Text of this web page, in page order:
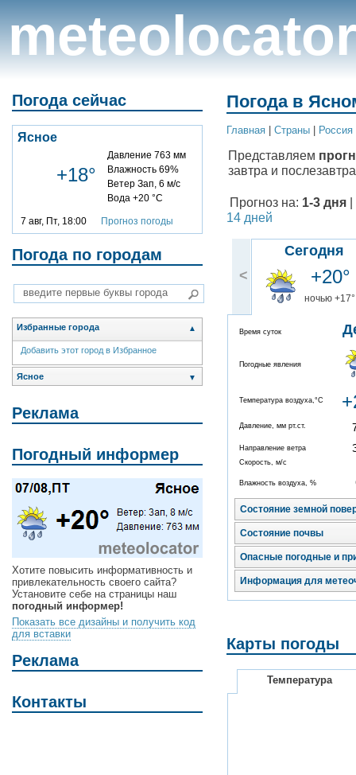
meteolocator
Погода сейчас
Ясное
+18°
Давление 763 мм
Влажность 69%
Ветер Зап, 6 м/с
Вода +20 °C
7 авг, Пт, 18:00 Прогноз погоды
Погода по городам
Избранные города ▲
Добавить этот город в Избранное
Ясное ▼
Реклама
Погодный информер
Хотите повысить информативность и
привлекательность своего сайта?
Установите себе на страницы наш
погодный информер!
Показать все дизайны и получить код
для вставки
Реклама
Контакты
Погода в
Главная Cтраны Россия
Представляем
завтра и
Прогноз на: 1-3 дня
14 дней
<
Сегодня
+20°
ночью +17°
Время суток
Погодные явления
Температура воздуха,°C
Давление, мм рт.ст.
Направление ветра
Скорость, м/с
Влажность воздуха, %
Состояние земной
Состояние почвы
Опасные погодные и
Информация для
Карты погоды
Температура